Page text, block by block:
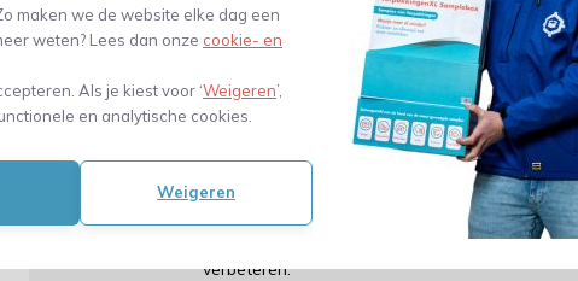
maken we de website elke dag een
weten? Lees dan onze cookie- en
Als je kiest voor ‘Weigeren’,
en analytische cookies.
Weigeren
Als het gaat om een vlotte en professionele
paklijstenveloppen een onmisbaar
ontworpen om uw verzenddocumenten veilig
pakketten te houden. Of u nu een klein
onderneming hebt, papieren
verbeteren.